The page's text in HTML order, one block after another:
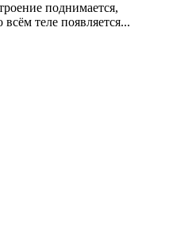
поднимается,
теле появляется...